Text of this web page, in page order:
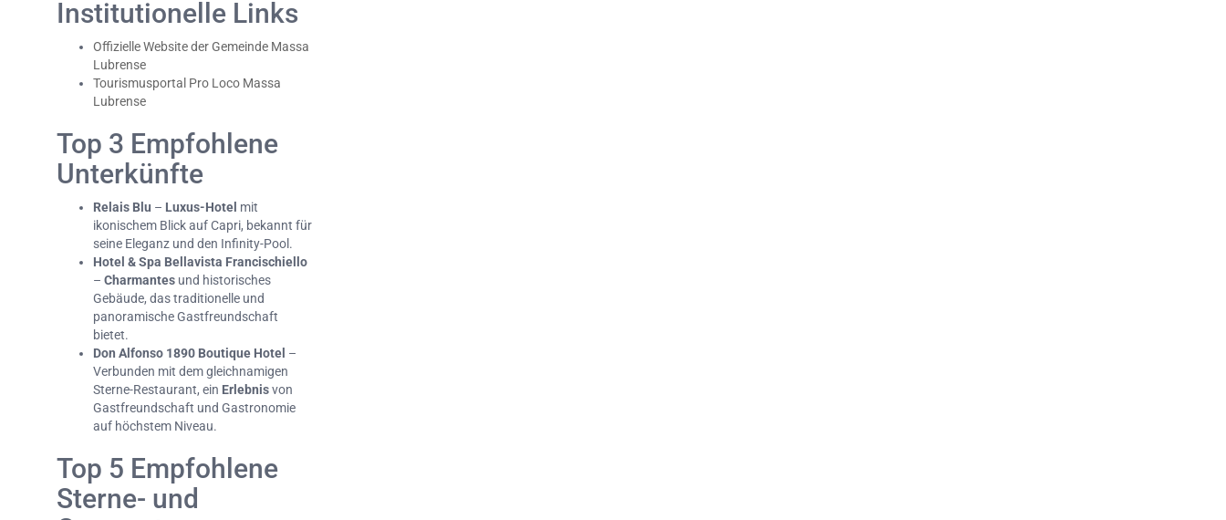
Institutionelle Links
Offizielle Website der Gemeinde Massa
Lubrense
Tourismusportal Pro Loco Massa
Lubrense
Top 3 Empfohlene
Unterkünfte
Relais Blu – Luxus-Hotel mit
ikonischem Blick auf Capri, bekannt für
seine Eleganz und den Infinity-Pool.
Hotel & Spa Bellavista Francischiello
– Charmantes und historisches
Gebäude, das traditionelle und
panoramische Gastfreundschaft
bietet.
Don Alfonso 1890 Boutique Hotel –
Verbunden mit dem gleichnamigen
Sterne-Restaurant, ein Erlebnisvon
Gastfreundschaft und Gastronomie
auf höchstem Niveau.
Top 5 Empfohlene
Sterne- und